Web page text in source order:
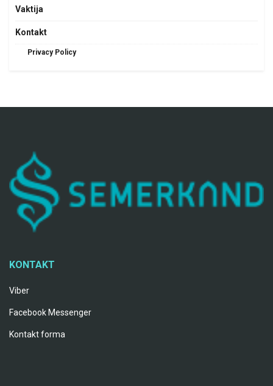
Vaktija
Kontakt
Privacy Policy
KONTAKT
Viber
Facebook Messenger
Kontakt forma